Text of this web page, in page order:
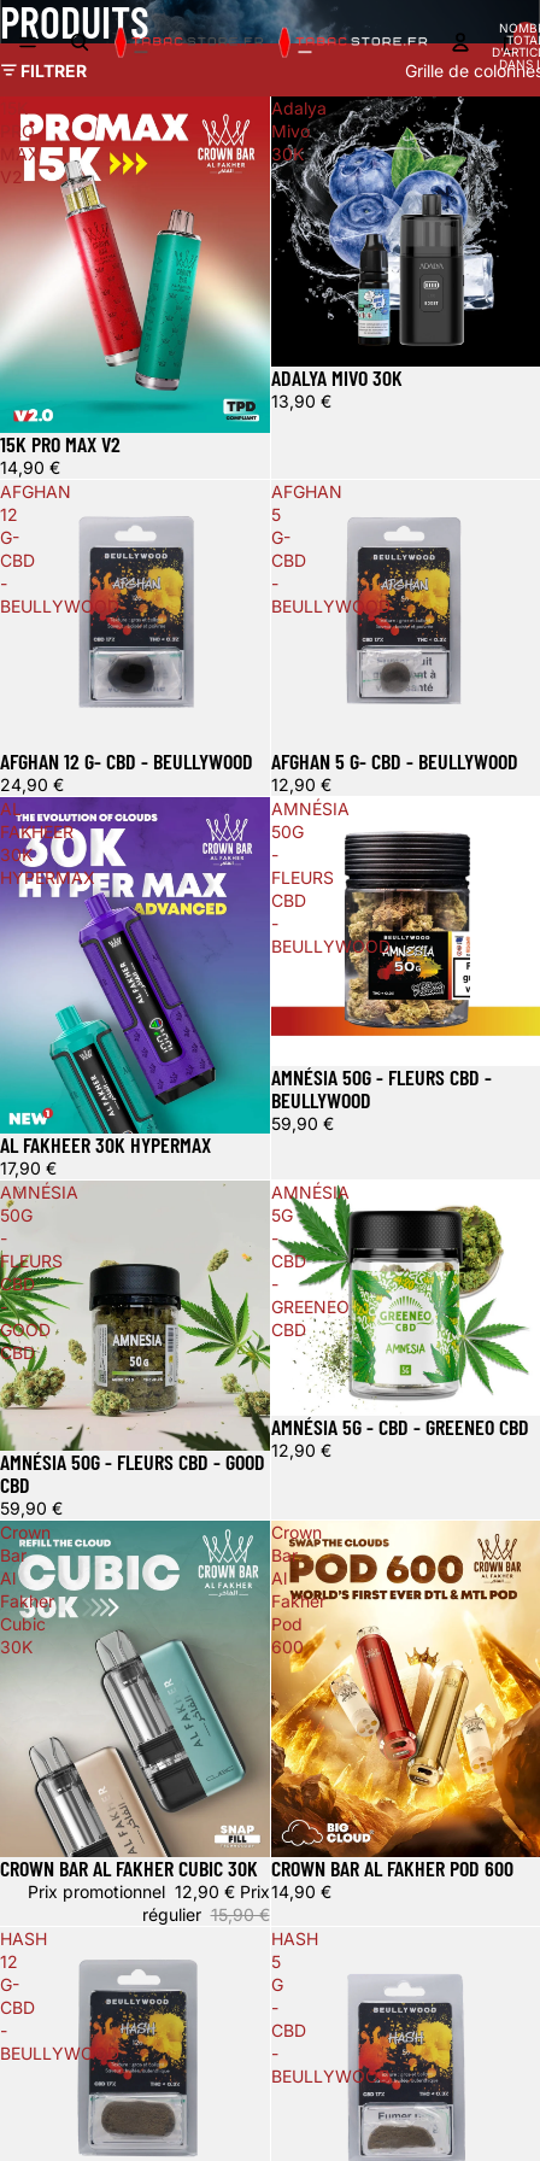
DANS
PRODUITS
FILTRER
Grille de
PRO
MAX
V2
15K PRO MAX V2
14,90 €
Adalya
Mivo
30K
Épuisé
ADALYA MIVO 30K
13,90 €
AFGHAN
12
G-
CBD
-
BEULLYWOOD
AFGHAN 12 G- CBD - BEULLYWOOD
24,90 €
AFGHAN
5
G-
CBD
-
BEULLYWOOD
AFGHAN 5 G- CBD - BEULLYWOOD
12,90 €
AL
FAKHEER
30K
HYPERMAX
AL FAKHEER 30K HYPERMAX
17,90 €
AMNÉSIA
50G
-
FLEURS
CBD
-
BEULLYWOOD
AMNÉSIA 50G - FLEURS CBD -
BEULLYWOOD
59,90 €
AMNÉSIA
50G
-
FLEURS
CBD
-
GOOD
CBD
AMNÉSIA 50G - FLEURS CBD - GOOD
CBD
59,90 €
AMNÉSIA
5G
-
CBD
-
GREENEO
CBD
AMNÉSIA 5G - CBD - GREENEO CBD
12,90 €
Crown
Bar
Al
Fakher
Cubic
30K
Promotion
CROWN BAR AL FAKHER CUBIC 30K
Prix promotionnel 12,90 € Prix
régulier 15,90 €
Crown
Bar
Al
Fakher
Pod
600
CROWN BAR AL FAKHER POD 600
14,90 €
HASH
12
G-
CBD
-
BEULLYWOOD
HASH
5
G
-
CBD
-
BEULLYWOOD